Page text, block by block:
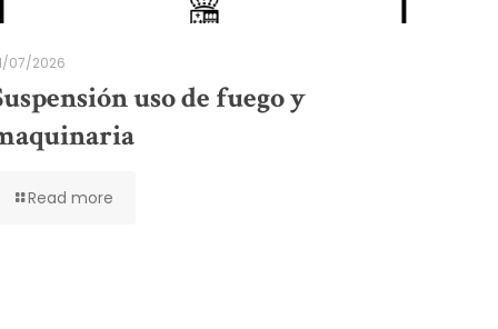
07/2026
uso de fuego y
Read more